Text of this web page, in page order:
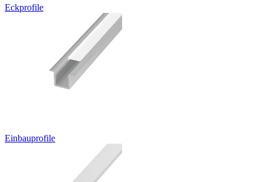
Eckprofile
Einbauprofile